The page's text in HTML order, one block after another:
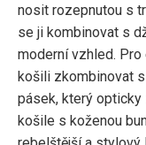
nosit rozepnutou s
se ji kombinovat s
moderní vzhled.
košili zkombinovat
pásek, který opticky
košile s koženou